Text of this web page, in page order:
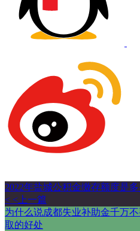
2022年盐城公积金缴存额度是
< <上一篇
为什么说成都失业补助金千万
取的好处